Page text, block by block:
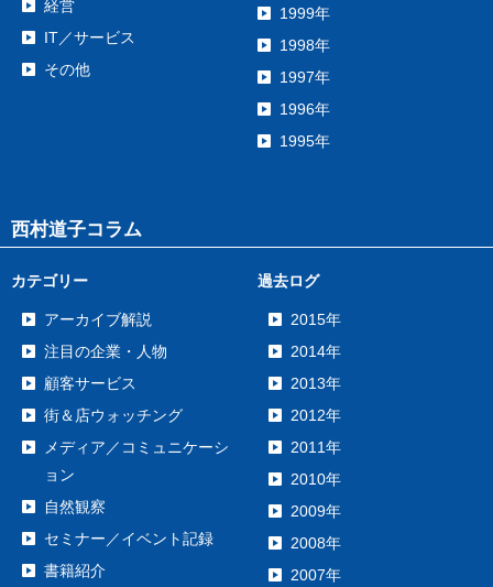
経営
IT／サービス
その他
1999年
1998年
1997年
1996年
1995年
西村道子コラム
カテゴリー
アーカイブ解説
注目の企業・人物
顧客サービス
街＆店ウォッチング
メディア／コミュニケーシ
ョン
自然観察
セミナー／イベント記録
書籍紹介
過去ログ
2015年
2014年
2013年
2012年
2011年
2010年
2009年
2008年
2007年